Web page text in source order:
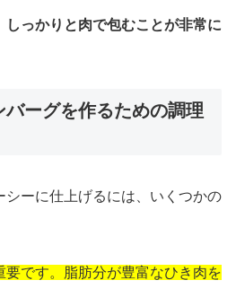
しっかりと肉で包むことが非常に
バーグを作るための調理
シーに仕上げるには、いくつかの
要です。脂肪分が豊富なひき肉を